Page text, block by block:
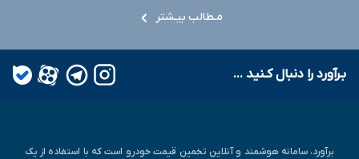
مـطالب بیـشتر
بـرآورد را دنبال کـنید ...
برآورد، سامانه هوشمند و آنلاین تخمین قیمت خودرو است که با استفاده از یک